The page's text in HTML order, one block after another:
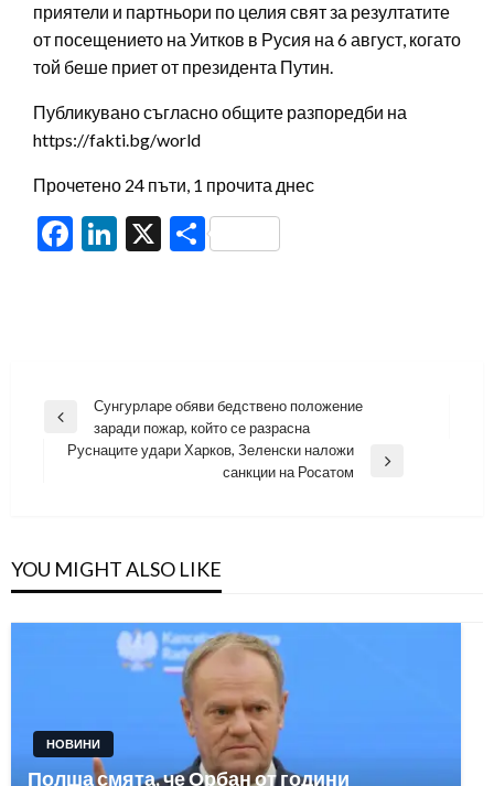
приятели и партньори по целия свят за резултатите
от посещението на Уитков в Русия на 6 август, когато
той беше приет от президента Путин.
Публикувано съгласно общите разпоредби на
https://fakti.bg/world
Прочетено 24 пъти, 1 прочита днес
Facebook
LinkedIn
X Share
Навигация
Previous
Post
Сунгурларе обяви бедствено положение
заради пожар, който се разрасна
Руснаците удари Харков, Зеленски наложи
санкции на Росатом
YOU MIGHT ALSO LIKE
НОВИНИ
Полша смята, че Орбан от години